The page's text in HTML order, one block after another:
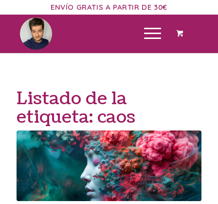
ENVÍO GRATIS A PARTIR DE 30€
Listado de la
etiqueta: caos